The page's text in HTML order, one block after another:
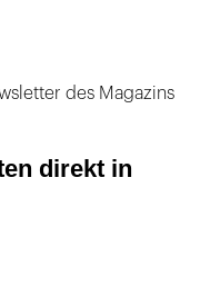
des Magazins
direkt in